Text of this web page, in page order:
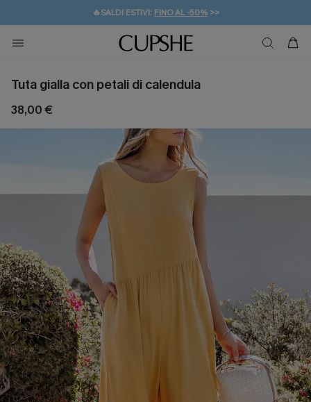
🔥SALDI ESTIVI: FINO AL -50%>>
🚚SPEDIZIONE GRATUITA DA 49€
💌REGALO PER I NUOVI: 20% DI SCONTO*
Tuta gialla con petali di calendula
38,00 €